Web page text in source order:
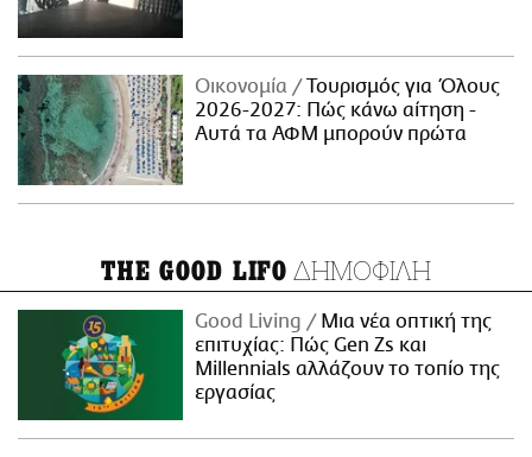
Οικονομία
Τουρισμός για Όλους
2026-2027: Πώς κάνω αίτηση -
Αυτά τα ΑΦΜ μπορούν πρώτα
THE GOOD LIFO ΔΗΜΟΦΙΛΗ
Good Living
Μια νέα οπτική της
επιτυχίας: Πώς Gen Zs και
Millennials αλλάζουν το τοπίο της
εργασίας